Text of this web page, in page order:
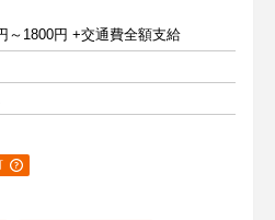
～1800円 +交通費全額支給